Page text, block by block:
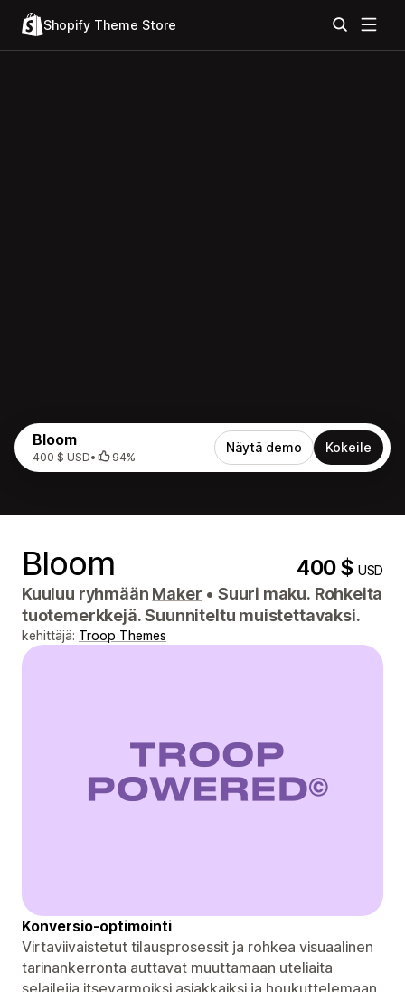
Shopify Theme Store
Bloom
400 $ USD• 94%
Näytä demo Kokeile
Bloom 400 $USD
Kuuluu ryhmään Maker • Suuri maku. Rohkeita
tuotemerkkejä. Suunniteltu muistettavaksi.
kehittäjä: Troop Themes
Konversio-optimointi
Virtaviivaistetut tilausprosessit ja rohkea visuaalinen
tarinankerronta auttavat muuttamaan uteliaita
selailejia itsevarmoiksi asiakkaiksi ja houkuttelemaan